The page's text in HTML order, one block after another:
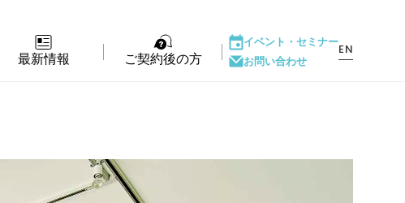
最新情報
資料ダウンロード
ご契約後の方
イベント・ セミナー
お問い合わせ
EN